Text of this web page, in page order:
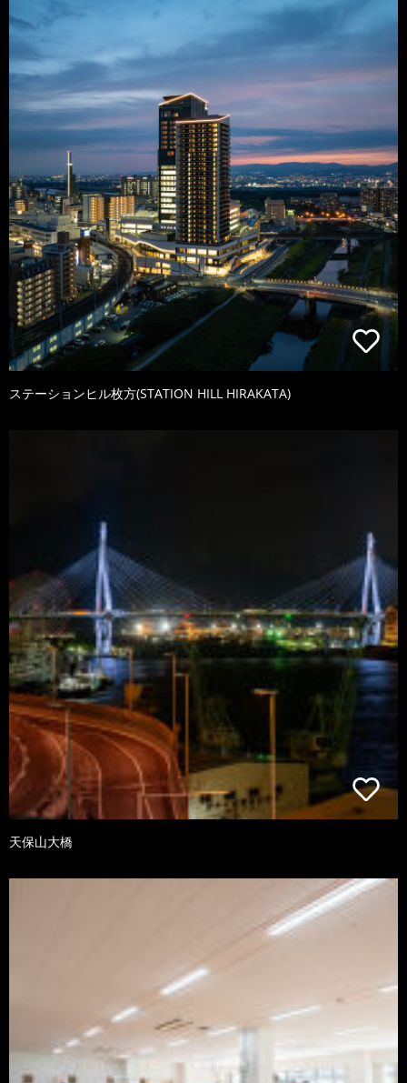
ステーションヒル枚方(STATION HILL HIRAKATA)
天保山大橋